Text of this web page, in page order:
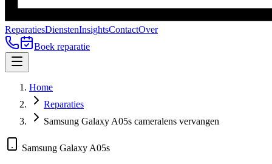
ReparatiesDienstenInsightsContactOver
Boek reparatie
Home
Reparaties
Samsung Galaxy A05s cameralens vervangen
Samsung Galaxy A05s